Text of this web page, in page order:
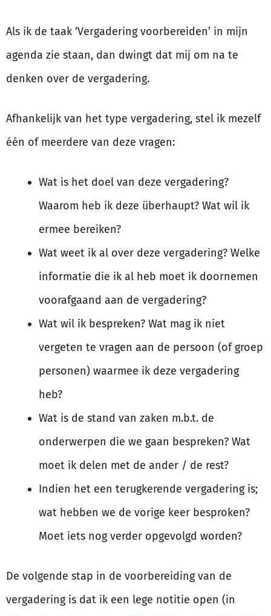
Als ik de taak ‘Vergadering voorbereiden’ in mijn
agenda zie staan, dan dwingt dat mij om na te
denken over de vergadering.
Afhankelijk van het type vergadering, stel ik mezelf
één of meerdere van deze vragen:
Wat is het doel van deze vergadering?
Waarom heb ik deze überhaupt? Wat wil ik
ermee bereiken?
Wat weet ik al over deze vergadering? Welke
informatie die ik al heb moet ik doornemen
voorafgaand aan de vergadering?
Wat wil ik bespreken? Wat mag ik niet
vergeten te vragen aan de persoon (of groep
personen) waarmee ik deze vergadering
heb?
Wat is de stand van zaken m.b.t. de
onderwerpen die we gaan bespreken? Wat
moet ik delen met de ander / de rest?
Indien het een terugkerende vergadering is;
wat hebben we de vorige keer besproken?
Moet iets nog verder opgevolgd worden?
De volgende stap in de voorbereiding van de
vergadering is dat ik een lege notitie open (in